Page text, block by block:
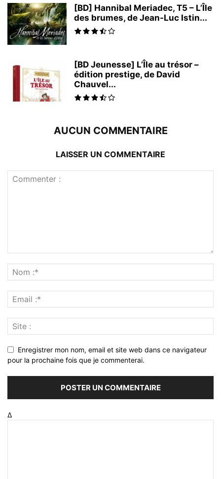
[BD] Hannibal Meriadec, T5 – L’Île
des brumes, de Jean-Luc Istin...
[BD Jeunesse] L’Île au trésor –
édition prestige, de David
Chauvel...
AUCUN COMMENTAIRE
LAISSER UN COMMENTAIRE
Enregistrer mon nom, email et site web dans ce navigateur
pour la prochaine fois que je commenterai.
Δ